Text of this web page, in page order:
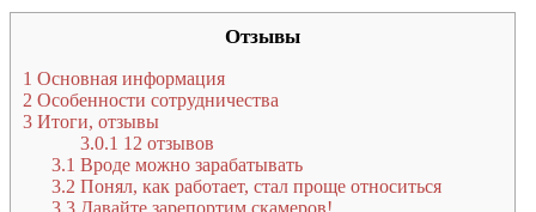
Отзывы
1 Основная информация
2 Особенности сотрудничества
3 Итоги, отзывы
3.0.1 12 отзывов
3.1 Вроде можно зарабатывать
3.2 Понял, как работает, стал проще относиться
3.3 Давайте зарепортим скамеров!